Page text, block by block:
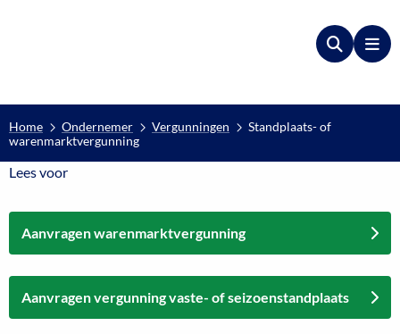
Zoeken
Home Ondernemer Vergunningen
Standplaats- of
warenmarktvergunning
Lees voorLees voor
Aanvragen warenmarktvergunning
Aanvragen vergunning vaste- of seizoenstandplaats